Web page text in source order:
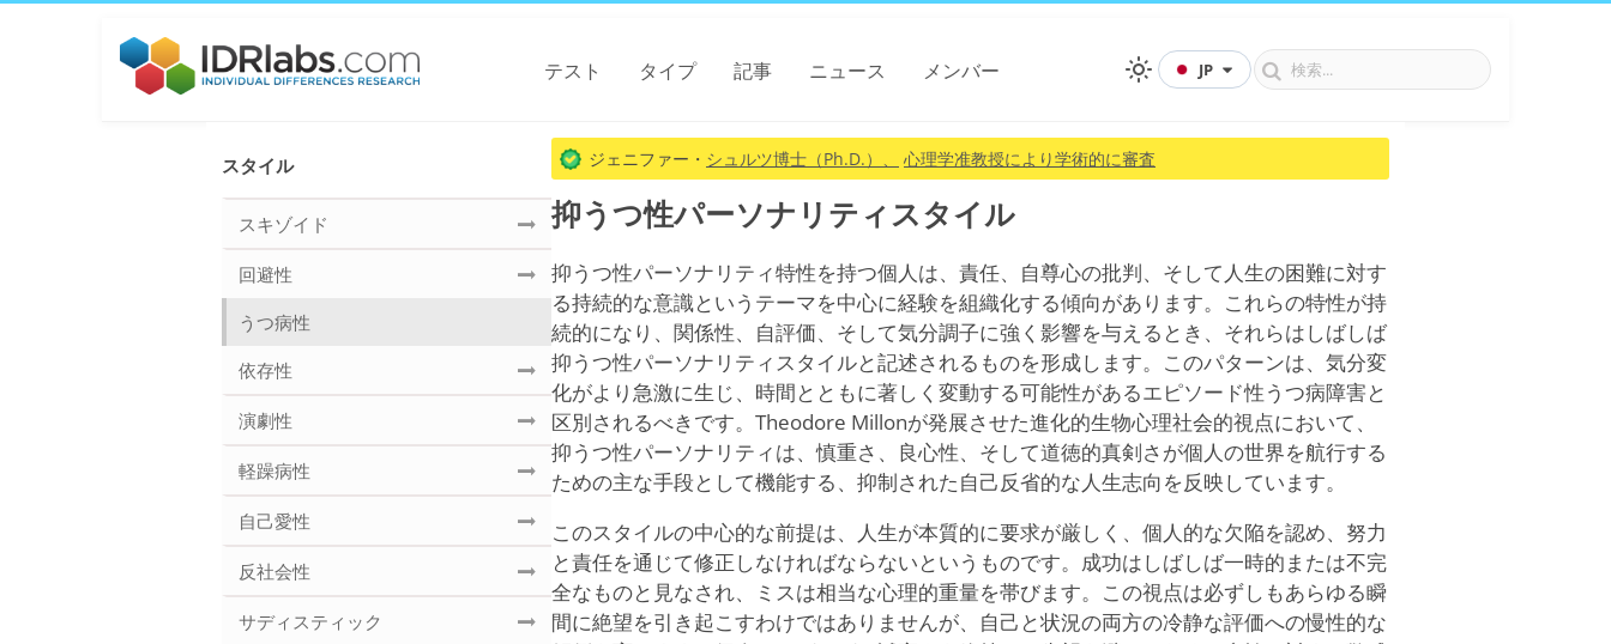
テスト タイプ 記事 ニュース メンバー JP
スタイル
スキゾイド
回避性
うつ病性
依存性
演劇性
軽躁病性
自己愛性
反社会性
サディスティック
ジェニファー・ シュルツ博士（Ph.D.）、 心理学准教授により学術的に審査
抑うつ性パーソナリティスタイル
抑うつ性パーソナリティ特性を持つ個人は、責任、自尊心の批判、そして人生の困難に対す
る持続的な意識というテーマを中心に経験を組織化する傾向があります。これらの特性が持
続的になり、関係性、自評価、そして気分調子に強く影響を与えるとき、それらはしばしば
抑うつ性パーソナリティスタイルと記述されるものを形成します。このパターンは、気分変
化がより急激に生じ、時間とともに著しく変動する可能性があるエピソード性うつ病障害と
区別されるべきです。Theodore Millonが発展させた進化的生物心理社会的視点において、
抑うつ性パーソナリティは、慎重さ、良心性、そして道徳的真剣さが個人の世界を航行する
ための主な手段として機能する、抑制された自己反省的な人生志向を反映しています。
このスタイルの中心的な前提は、人生が本質的に要求が厳しく、個人的な欠陥を認め、努力
と責任を通じて修正しなければならないというものです。成功はしばしば一時的または不完
全なものと見なされ、ミスは相当な心理的重量を帯びます。この視点は必ずしもあらゆる瞬
間に絶望を引き起こすわけではありませんが、自己と状況の両方の冷静な評価への慢性的な